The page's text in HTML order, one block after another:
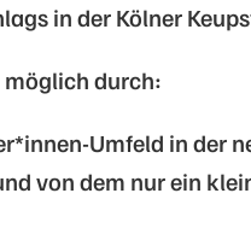
in der Kölner
möglich durch:
Umfeld in der
von dem nur ein